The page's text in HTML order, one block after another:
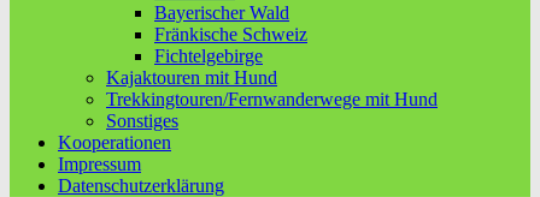
Bayerischer Wald
Fränkische Schweiz
Fichtelgebirge
Kajaktouren mit Hund
Trekkingtouren/Fernwanderwege mit Hund
Sonstiges
Kooperationen
Impressum
Datenschutzerklärung